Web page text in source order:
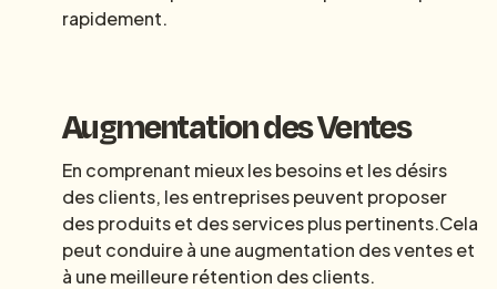
rapidement.
Augmentation des Ventes
En comprenant mieux les besoins et les désirs
des clients, les entreprises peuvent proposer
des produits et des services plus pertinents.Cela
peut conduire à une augmentation des ventes et
à une meilleure rétention des clients.